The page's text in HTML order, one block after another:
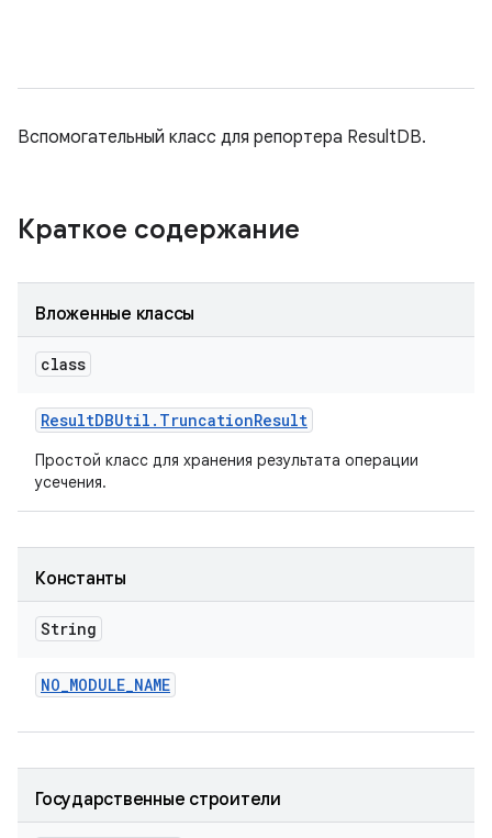
Вспомогательный класс для репортера ResultDB.
Краткое содержание
Вложенные классы
class
ResultDBUtil . TruncationResult
Простой класс для хранения результата операции
усечения.
Константы
String
NO_MODULE_NAME
Государственные строители